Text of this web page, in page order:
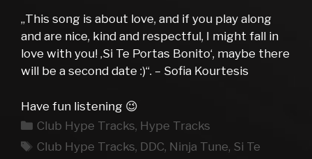
„This song is about love, and if you play along
and are nice, kind and respectful, I might fall in
love with you! ‚Si Te Portas Bonito‘, maybe there
will be a second date :)“. – Sofia Kourtesis
Have fun listening 😉
Kategorien
Club Hype Tracks, Hype Tracks
Schlagwörter
Club Hype Tracks, DDC, Ninja Tune, Si Te